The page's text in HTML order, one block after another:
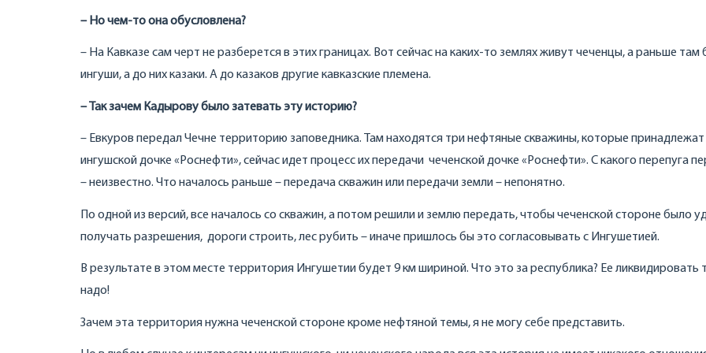
– Но чем-то она обусловлена?
– На Кавказе сам черт не разберется в этих границах. Вот сейчас на каких-то землях живут чеченцы, а раньше там
ингуши, а до них казаки. А до казаков другие кавказские племена.
– Так зачем Кадырову было затевать эту историю?
– Евкуров передал Чечне территорию заповедника. Там находятся три нефтяные скважины, которые принадлежат
ингушской дочке «Роснефти», сейчас идет процесс их передачи чеченской дочке «Роснефти». С какого перепуга
– неизвестно. Что началось раньше – передача скважин или передачи земли – непонятно.
По одной из версий, все началось со скважин, а потом решили и землю передать, чтобы чеченской стороне было
получать разрешения, дороги строить, лес рубить – иначе пришлось бы это согласовывать с Ингушетией.
В результате в этом месте территория Ингушетии будет 9 км шириной. Что это за республика? Ее ликвидировать
надо!
Зачем эта территория нужна чеченской стороне кроме нефтяной темы, я не могу себе представить.